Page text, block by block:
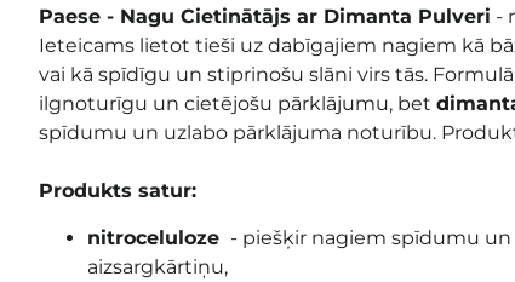
Paese - Nagu Cietinātājs ar Dimanta Pulveri -
Ieteicams lietot tieši uz dabīgajiem nagiem kā
vai kā spīdīgu un stiprinošu slāni virs tās.
ilgnoturīgu un cietējošu pārklājumu, bet
spīdumu un uzlabo pārklājuma noturību.
Produkts satur:
nitroceluloze - piešķir nagiem spīdumu un
aizsargkārtiņu,